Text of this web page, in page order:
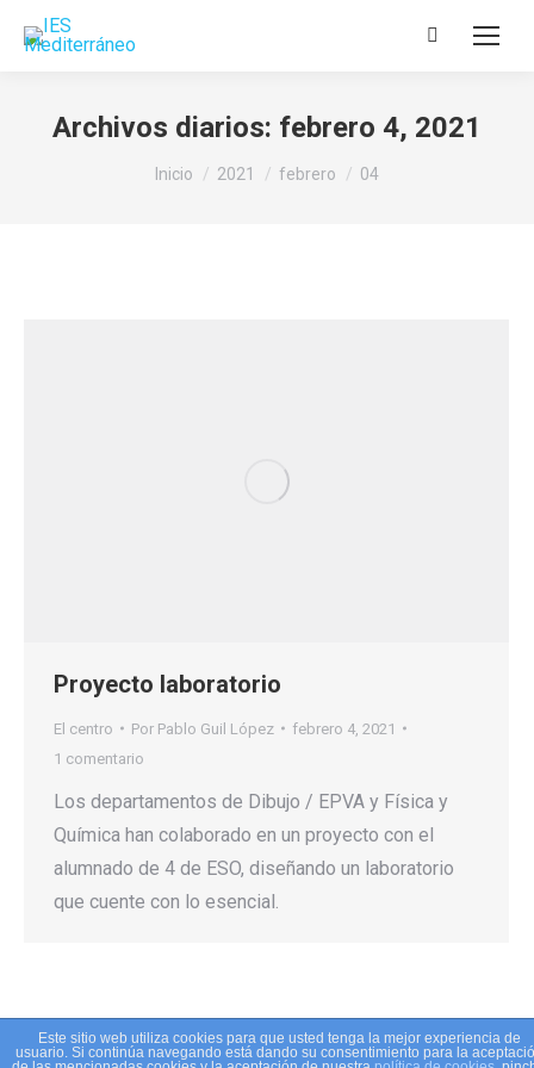
Buscar:
Archivos diarios: febrero 4, 2021
Estás aquí:
Inicio 2021 febrero 04
Proyecto laboratorio
El centro Por Pablo Guil López
febrero 4, 2021
1 comentario
Los departamentos de Dibujo / EPVA y Física y
Química han colaborado en un proyecto con el
alumnado de 4 de ESO, diseñando un laboratorio
que cuente con lo esencial.
Este sitio web utiliza cookies para que usted tenga la mejor experiencia de
usuario. Si continúa navegando está dando su consentimiento para la